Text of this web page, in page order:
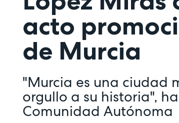
acto
de Murcia
"Murcia es una ciudad
orgullo a su historia",
Comunidad Autónoma